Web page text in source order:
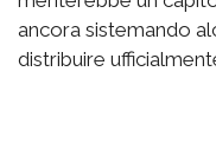
ancora sistemando
distribuire